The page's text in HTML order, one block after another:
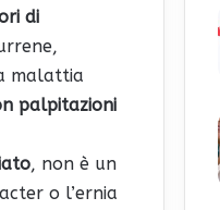
di
malattia
palpitazioni
, non è un
o l’ernia